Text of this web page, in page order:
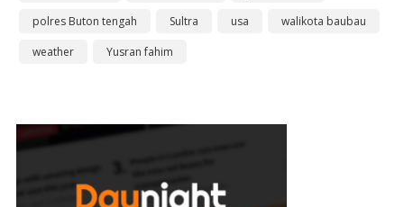
polres Buton tengah
Sultra usa
walikota baubau
weather
Yusran fahim